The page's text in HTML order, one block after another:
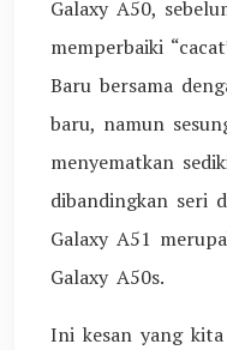
Galaxy A50,
memperbaiki
Baru bersama
baru, namun
menyematkan
dibandingkan seri
Galaxy A51
Galaxy A50s.
Ini kesan yang